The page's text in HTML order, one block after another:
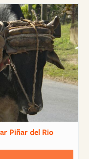
Piñar del Rio